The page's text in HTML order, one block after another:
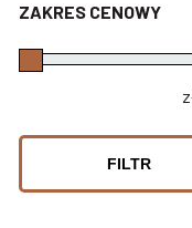
ZAKRES CENOWY
FILTR